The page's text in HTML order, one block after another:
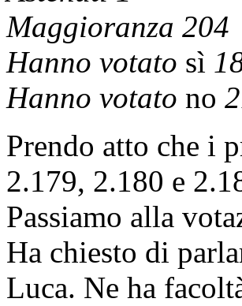
Maggioranza 204
Hanno votato sì
Hanno votato no
Prendo atto che i
2.179, 2.180 e
Passiamo alla
Ha chiesto di
Luca. Ne ha